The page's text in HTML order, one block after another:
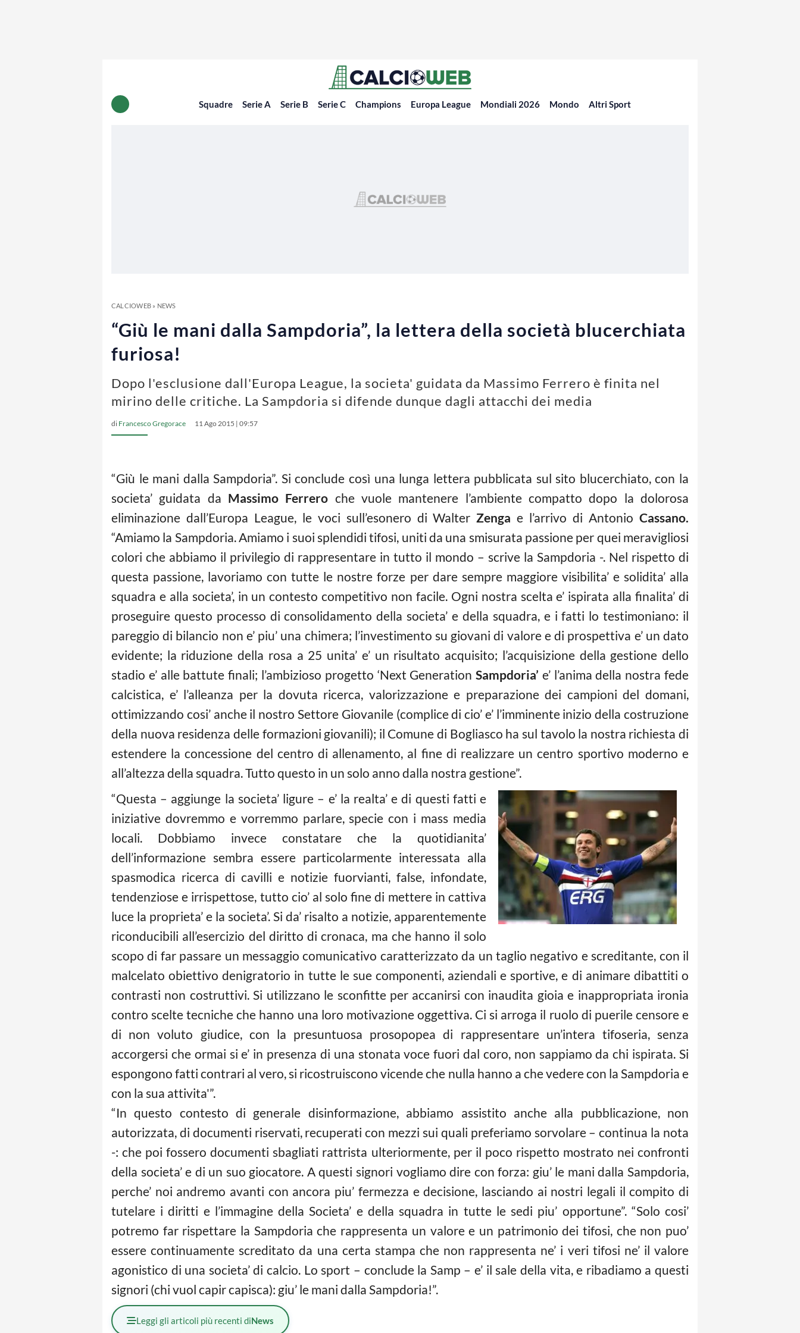
Squadre Serie A Serie B Serie C Champions Europa League Mondiali 2026 Mondo Altri Sport
CALCIOWEB» NEWS
“Giù le mani dalla Sampdoria”, la lettera della società blucerchiata
furiosa!
Dopo l'esclusione dall'Europa League, la societa' guidata da Massimo Ferrero è finita nel
mirino delle critiche. La Sampdoria si difende dunque dagli attacchi dei media
di Francesco Gregorace 11 Ago 2015 | 09:57
“Giù le mani dalla Sampdoria”. Si conclude così una lunga lettera pubblicata sul sito blucerchiato, con la
societa’ guidata da Massimo Ferrero che vuole mantenere l’ambiente compatto dopo la dolorosa
eliminazione dall’Europa League, le voci sull’esonero di WalterZenga e l’arrivo di AntonioCassano.
“Amiamo la Sampdoria. Amiamo i suoi splendidi tifosi, uniti da una smisurata passione per quei meravigliosi
colori che abbiamo il privilegio di rappresentare in tutto il mondo – scrive la Sampdoria -. Nel rispetto di
questa passione, lavoriamo con tutte le nostre forze per dare sempre maggiore visibilita’ e solidita’ alla
squadra e alla societa’, in un contesto competitivo non facile. Ogni nostra scelta e’ ispirata alla finalita’ di
proseguire questo processo di consolidamento della societa’ e della squadra, e i fatti lo testimoniano: il
pareggio di bilancio non e’ piu’ una chimera; l’investimento su giovani di valore e di prospettiva e’ un dato
evidente; la riduzione della rosa a 25 unita’ e’ un risultato acquisito; l’acquisizione della gestione dello
stadio e’ alle battute finali; l’ambizioso progetto ‘Next GenerationSampdoria’ e’ l’anima della nostra fede
calcistica, e’ l’alleanza per la dovuta ricerca, valorizzazione e preparazione dei campioni del domani,
ottimizzando cosi’ anche il nostro Settore Giovanile (complice di cio’ e’ l’imminente inizio della costruzione
della nuova residenza delle formazioni giovanili); il Comune di Bogliasco ha sul tavolo la nostra richiesta di
estendere la concessione del centro di allenamento, al fine di realizzare un centro sportivo moderno e
all’altezza della squadra. Tutto questo in un solo anno dalla nostra gestione”.
“Questa – aggiunge la societa’ ligure – e’ la realta’ e di questi fatti e
iniziative dovremmo e vorremmo parlare, specie con i mass media
locali. Dobbiamo invece constatare che la quotidianita’
dell’informazione sembra essere particolarmente interessata alla
spasmodica ricerca di cavilli e notizie fuorvianti, false, infondate,
tendenziose e irrispettose, tutto cio’ al solo fine di mettere in cattiva
luce la proprieta’ e la societa’. Si da’ risalto a notizie, apparentemente
riconducibili all’esercizio del diritto di cronaca, ma che hanno il solo
scopo di far passare un messaggio comunicativo caratterizzato da un taglio negativo e screditante, con il
malcelato obiettivo denigratorio in tutte le sue componenti, aziendali e sportive, e di animare dibattiti o
contrasti non costruttivi. Si utilizzano le sconfitte per accanirsi con inaudita gioia e inappropriata ironia
contro scelte tecniche che hanno una loro motivazione oggettiva. Ci si arroga il ruolo di puerile censore e
di non voluto giudice, con la presuntuosa prosopopea di rappresentare un’intera tifoseria, senza
accorgersi che ormai si e’ in presenza di una stonata voce fuori dal coro, non sappiamo da chi ispirata. Si
espongono fatti contrari al vero, si ricostruiscono vicende che nulla hanno a che vedere con la Sampdoria e
con la sua attivita'”.
“In questo contesto di generale disinformazione, abbiamo assistito anche alla pubblicazione, non
autorizzata, di documenti riservati, recuperati con mezzi sui quali preferiamo sorvolare – continua la nota
-: che poi fossero documenti sbagliati rattrista ulteriormente, per il poco rispetto mostrato nei confronti
della societa’ e di un suo giocatore. A questi signori vogliamo dire con forza: giu’ le mani dalla Sampdoria,
perche’ noi andremo avanti con ancora piu’ fermezza e decisione, lasciando ai nostri legali il compito di
tutelare i diritti e l’immagine della Societa’ e della squadra in tutte le sedi piu’ opportune”. “Solo cosi’
potremo far rispettare la Sampdoria che rappresenta un valore e un patrimonio dei tifosi, che non puo’
essere continuamente screditato da una certa stampa che non rappresenta ne’ i veri tifosi ne’ il valore
agonistico di una societa’ dicalcio. Lo sport – conclude la Samp – e’ il sale della vita, e ribadiamo a questi
signori (chi vuol capir capisca): giu’ le mani dalla Sampdoria!”.
Leggi gli articoli più recenti diNews